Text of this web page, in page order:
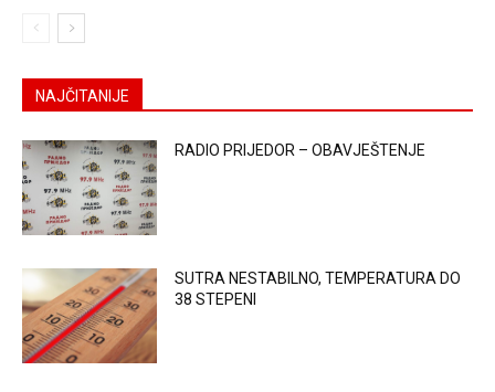
NAJČITANIJE
RADIO PRIJEDOR – OBAVJEŠTENJE
SUTRA NESTABILNO, TEMPERATURA DO
38 STEPENI